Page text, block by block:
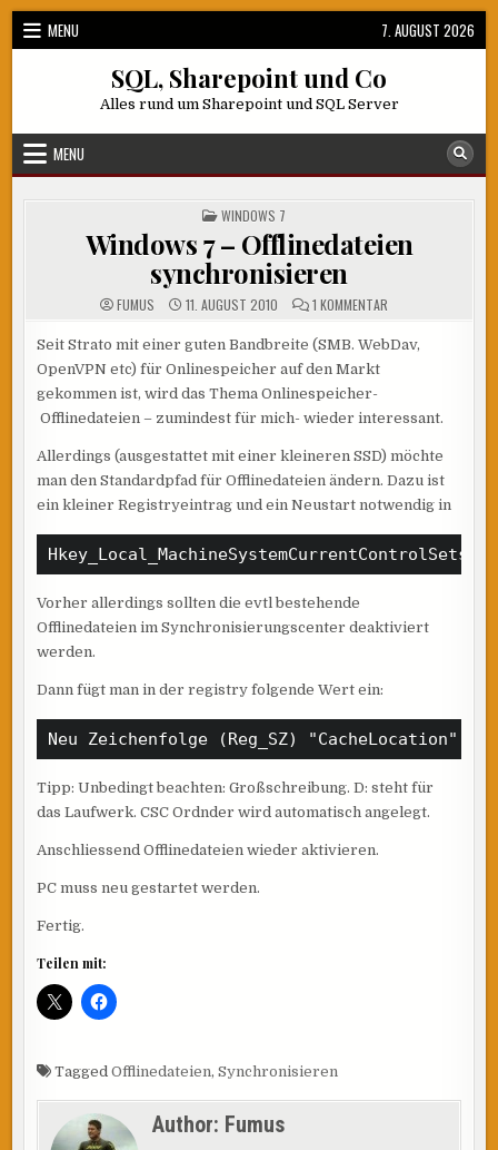
Skip
MENU 7. AUGUST 2026
SQL, Sharepoint und Co
Alles rund um Sharepoint und SQL Server
MENU
POSTED
IN
WINDOWS 7
Windows 7 – Offlinedateien
synchronisieren
FUMUS 11. AUGUST 2010 1 KOMMENTARZU
WINDOWS
–
OFFLINEDATEIEN
Seit Strato mit einer guten Bandbreite (SMB. WebDav,
OpenVPN etc) für Onlinespeicher auf den Markt
gekommen ist, wird das Thema Onlinespeicher-
Offlinedateien – zumindest für mich- wieder interessant.
Allerdings (ausgestattet mit einer kleineren SSD) möchte
man den Standardpfad für Offlinedateien ändern. Dazu ist
ein kleiner Registryeintrag und ein Neustart notwendig in
Vorher allerdings sollten die evtl bestehende
Offlinedateien im Synchronisierungscenter deaktiviert
werden.
Dann fügt man in der registry folgende Wert ein:
Neu Zeichenfolge (Reg_SZ) "CacheLocation"
Tipp: Unbedingt beachten: Großschreibung. D: steht für
das Laufwerk. CSC Ordnder wird automatisch angelegt.
Anschliessend Offlinedateien wieder aktivieren.
PC muss neu gestartet werden.
Fertig.
Teilen mit:
TaggedOfflinedateien,Synchronisieren
Author: Fumus